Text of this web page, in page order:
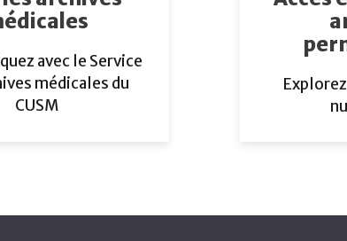
avec le Service
médicales du
CUSM